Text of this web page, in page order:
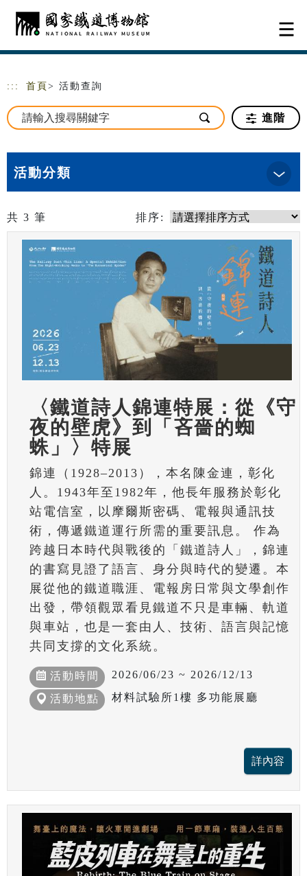
跳到主要內容
網站導覽
::: 首頁 > 活動查詢
進階
活動分類
共 3 筆 排序:
〈鐵道詩人錦連特展：從《守
夜的壁虎》到「吝嗇的蜘
蛛」〉特展
錦連（1928–2013），本名陳金連，彰化
人。1943年至1982年，他長年服務於彰化
站電信室，以摩爾斯密碼、電報與通訊技
術，傳遞鐵道運行所需的重要訊息。 作為
跨越日本時代與戰後的「鐵道詩人」，錦連
的書寫見證了語言、身分與時代的變遷。本
展從他的鐵道職涯、電報房日常與文學創作
出發，帶領觀眾看見鐵道不只是車輛、軌道
與車站，也是一套由人、技術、語言與記憶
共同支撐的文化系統。
活動時間 2026/06/23 ~ 2026/12/13
活動地點 材料試驗所1樓 多功能展廳